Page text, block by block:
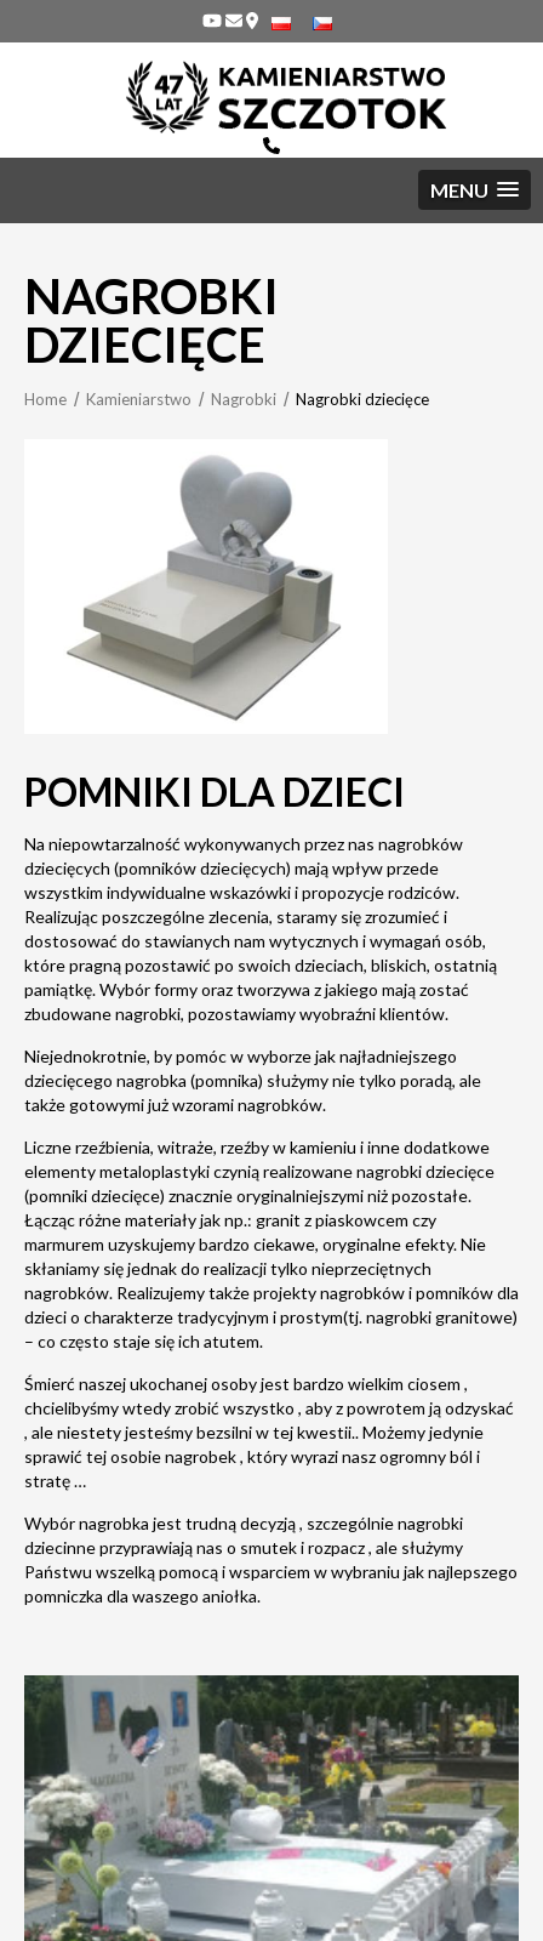
MENU
NAGROBKI
DZIECIĘCE
Home Kamieniarstwo Nagrobki Nagrobki dziecięce
POMNIKI DLA DZIECI
Na niepowtarzalność wykonywanych przez nas nagrobków
dziecięcych (pomników dziecięcych) mają wpływ przede
wszystkim indywidualne wskazówki i propozycje rodziców.
Realizując poszczególne zlecenia, staramy się zrozumieć i
dostosować do stawianych nam wytycznych i wymagań osób,
które pragną pozostawić po swoich dzieciach, bliskich, ostatnią
pamiątkę. Wybór formy oraz tworzywa z jakiego mają zostać
zbudowane nagrobki, pozostawiamy wyobraźni klientów.
Niejednokrotnie, by pomóc w wyborze jak najładniejszego
dziecięcego nagrobka (pomnika) służymy nie tylko poradą, ale
także gotowymi już wzorami nagrobków.
Liczne rzeźbienia, witraże, rzeźby w kamieniu i inne dodatkowe
elementy metaloplastyki czynią realizowane nagrobki dziecięce
(pomniki dziecięce) znacznie oryginalniejszymi niż pozostałe.
Łącząc różne materiały jak np.: granit z piaskowcem czy
marmurem uzyskujemy bardzo ciekawe, oryginalne efekty. Nie
skłaniamy się jednak do realizacji tylko nieprzeciętnych
nagrobków. Realizujemy także projekty nagrobków i pomników dla
dzieci o charakterze tradycyjnym i prostym(tj. nagrobki granitowe)
– co często staje się ich atutem.
Śmierć naszej ukochanej osoby jest bardzo wielkim ciosem ,
chcielibyśmy wtedy zrobić wszystko , aby z powrotem ją odzyskać
, ale niestety jesteśmy bezsilni w tej kwestii.. Możemy jedynie
sprawić tej osobie nagrobek , który wyrazi nasz ogromny ból i
stratę …
Wybór nagrobka jest trudną decyzją , szczególnie nagrobki
dziecinne przyprawiają nas o smutek i rozpacz , ale służymy
Państwu wszelką pomocą i wsparciem w wybraniu jak najlepszego
pomniczka dla waszego aniołka.